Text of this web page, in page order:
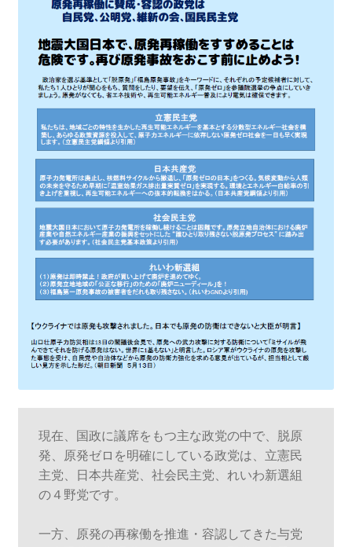
現在、国政に議席をもつ主な政党の中で、脱原
発、原発ゼロを明確にしている政党は、立憲民
主党、日本共産党、社会民主党、れいわ新選組
の４野党です。
一方、原発の再稼働を推進・容認してきた与党